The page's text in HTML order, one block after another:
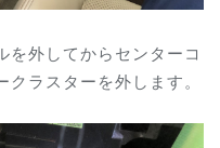
を外してからセンターコ
ラスターを外します。